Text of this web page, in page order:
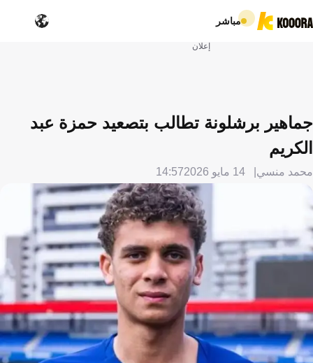
مباشر
إعلان
جماهير برشلونة تطالب بتصعيد حمزة عبد
الكريم
محمد منسي 14 مايو 2026 14:57